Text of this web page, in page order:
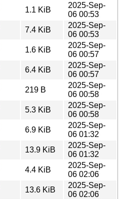
1.1 KiB
2025-Sep-
06 00:53
7.4 KiB
2025-Sep-
06 00:53
1.6 KiB
2025-Sep-
06 00:57
6.4 KiB
2025-Sep-
06 00:57
219 B
2025-Sep-
06 00:58
5.3 KiB
2025-Sep-
06 00:58
6.9 KiB
2025-Sep-
06 01:32
13.9 KiB
2025-Sep-
06 01:32
4.4 KiB
2025-Sep-
06 02:06
13.6 KiB
2025-Sep-
06 02:06